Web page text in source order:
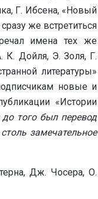
Г. Ибсена, «Новый
же встретиться
имена тех же
К. Дойля, Э. Золя, Г.
литературы»
новые и
«Истории
до того был перевод
замечательное
Дж. Чосера, О.